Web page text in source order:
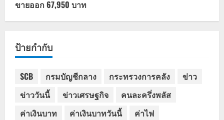
ขายออก 67,950 บาท
ป้ายกำกับ
SCB กรมบัญชีกลาง กระทรวงการคลัง
ข่าว
ข่าววันนี้
ข่าวเศรษฐกิจ
คนละครึ่งพลัส
ค่าเงินบาท
ค่าเงินบาทวันนี้
ค่าไฟ